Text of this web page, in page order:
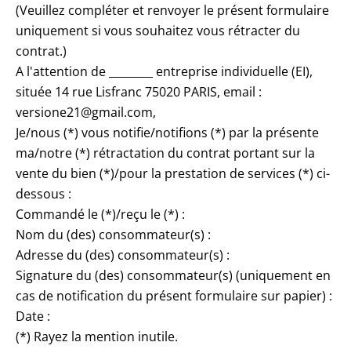
(Veuillez compléter et renvoyer le présent formulaire
uniquement si vous souhaitez vous rétracter du
contrat.)
A l'attention de ________ entreprise individuelle (EI),
située 14 rue Lisfranc 75020 PARIS, email :
versione21@gmail.com,
Je/nous (*) vous notifie/notifions (*) par la présente
ma/notre (*) rétractation du contrat portant sur la
vente du bien (*)/pour la prestation de services (*) ci-
dessous :
Commandé le (*)/reçu le (*) :
Nom du (des) consommateur(s) :
Adresse du (des) consommateur(s) :
Signature du (des) consommateur(s) (uniquement en
cas de notification du présent formulaire sur papier) :
Date :
(*) Rayez la mention inutile.